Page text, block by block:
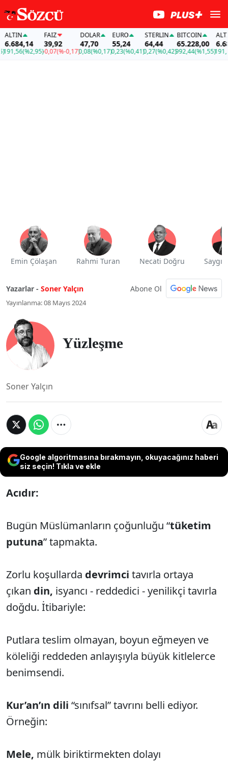
(%2,95)
39,92
-0,07(%-0,17)
DOLAR
47,70
0,08(%0,17)
EURO
55,24
0,23(%0,41)
STERLIN
64,44
0,27(%0,42)
BITCOIN
65.228,00
992,44(%1,55)
ALTIN
191,56
Emin Çölaşan Rahmi Turan Necati Doğru Saygı
Yazarlar - Soner Yalçın Abone Ol
Yayınlanma: 08 Mayıs 2024
Yüzleşme
Soner Yalçın
Google algoritmasına bırakmayın, okuyacağınız haberi
siz seçin! Tıkla ve ekle
Acıdır:
Bugün Müslümanların çoğunluğu “tüketim
putuna” tapmakta.
Zorlu koşullarda devrimci tavırla ortaya
çıkan din, isyancı - reddedici - yenilikçi tavırla
doğdu. İtibariyle:
Putlara teslim olmayan, boyun eğmeyen ve
köleliği reddeden anlayışıyla büyük kitlelerce
benimsendi.
Kur’an’ın dili “sınıfsal” tavrını belli ediyor.
Örneğin:
Mele, mülk biriktirmekten dolayı